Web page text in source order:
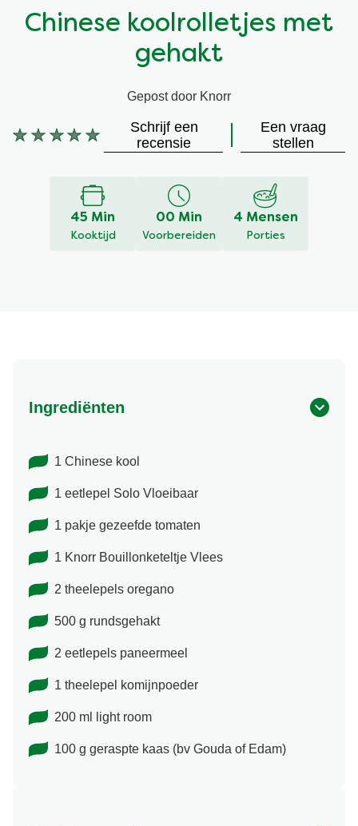
Vegetarisch
Kruiding
Chinese koolrolletjes met
gehakt
Gepost door Knorr
Geen
Schrijf een
recensie
Een vraag
stellen
45 Min
Kooktijd
00 Min
Voorbereiden
4 Mensen
Porties
Ingrediënten
1 Chinese kool
1 eetlepel Solo Vloeibaar
1 pakje gezeefde tomaten
1 Knorr Bouillonketeltje Vlees
2 theelepels oregano
500 g rundsgehakt
2 eetlepels paneermeel
1 theelepel komijnpoeder
200 ml light room
100 g geraspte kaas (bv Gouda of Edam)